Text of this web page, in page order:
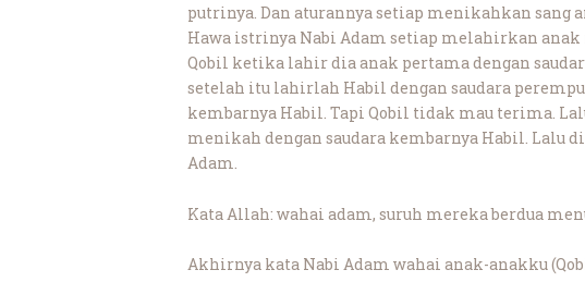
putrinya. Dan aturannya setiap menikahkan sang
Hawa istrinya Nabi Adam setiap melahirkan anak
Qobil ketika lahir dia anak pertama dengan
setelah itu lahirlah Habil dengan saudara
kembarnya Habil. Tapi Qobil tidak mau terima.
menikah dengan saudara kembarnya Habil. Lalu
Adam.
Kata Allah: wahai adam, suruh mereka berdua
Akhirnya kata Nabi Adam wahai anak-anakku